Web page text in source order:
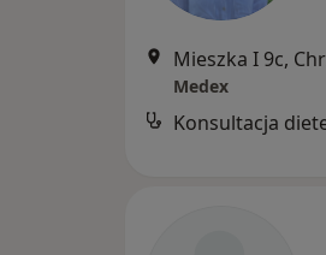
Mieszka I 9c,
Medex
Konsultacja